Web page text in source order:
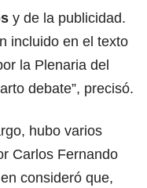
y de la publicidad.
incluido en el texto
la Plenaria del
debate”, precisó.
hubo varios
Carlos Fernando
consideró que,